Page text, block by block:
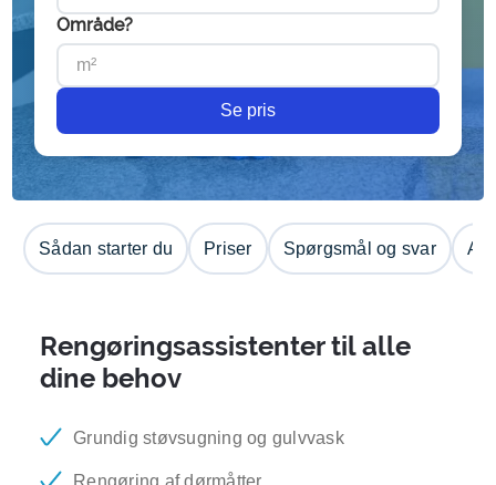
Område?
Se pris
Sådan starter du Priser Spørgsmål og svar
Rengøringsassistenter til alle
dine behov
Grundig støvsugning og gulvvask
Rengøring af dørmåtter